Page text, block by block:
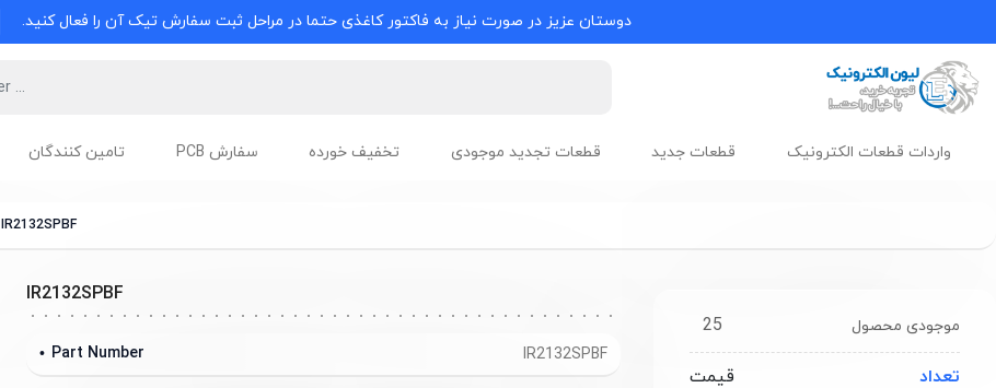
دوستان عزیز در صورت نیاز به فاکتور کاغذی حتما در مراحل ثبت سفارش تیک آن را فعال کنید.
واردات قطعات الکترونیک قطعات جدید قطعات تجدید موجودی تخفیف خورده سفارش PCB تامین کنندگان
IR2132SPBF
25 موجودی محصول
تعداد
قیمت
IR2132SPBF
IR2132SPBF
Part Number